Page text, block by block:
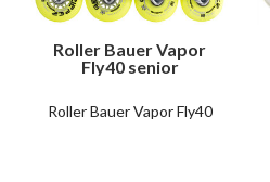
Roller Bauer Vapor
Fly40 senior
Roller Bauer Vapor Fly40